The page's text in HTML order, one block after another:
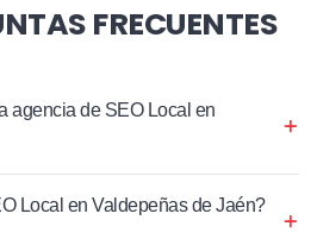
FRECUENTES
agencia de SEO Local en
Local en Valdepeñas de Jaén?